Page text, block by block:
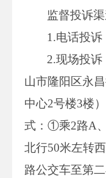
监督投诉渠
1.电话投诉
2.现场投
山市隆阳区永
中心2号楼3楼
式：①乘2路A
北行50米左转
路公交车至第